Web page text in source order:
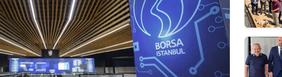
Bitlis
Bolu
Burdur
Bursa